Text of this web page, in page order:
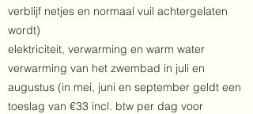
verblijf netjes en normaal vuil achtergelaten
wordt)
elektriciteit, verwarming en warm water
verwarming van het zwembad in juli en
augustus (in mei, juni en september geldt een
toeslag van €33 incl. btw per dag voor